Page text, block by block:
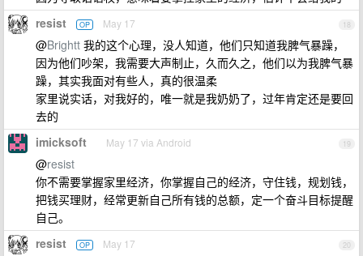
18
resist OP May 17
@Brightt 我的这个心理，没人知道，他们只知道我脾气暴躁，
因为他们吵架，我需要大声制止，久而久之，他们以为我脾气暴
躁，其实我面对有些人，真的很温柔
家里说实话，对我好的，唯一就是我奶奶了，过年肯定还是要回
去的
19
imicksoft May 17 via Android
@resist
你不需要掌握家里经济，你掌握自己的经济，守住钱，规划钱，
把钱买理财，经常更新自己所有钱的总额，定一个奋斗目标提醒
自己。
20
resist OP May 17